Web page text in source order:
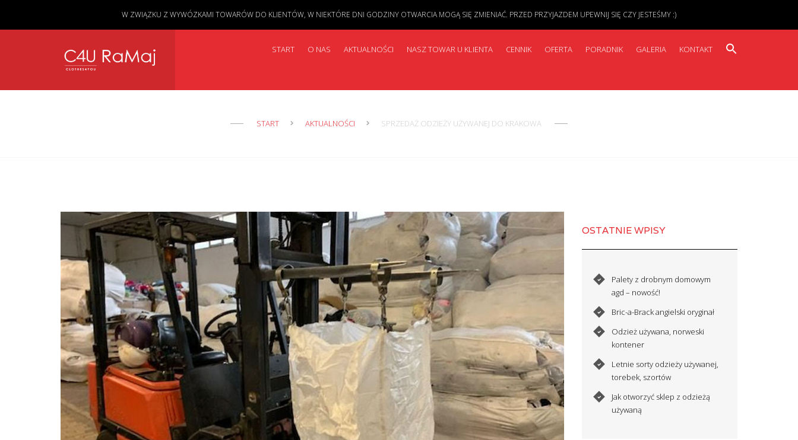
START O NAS AKTUALNOŚCI NASZ TOWAR U KLIENTA CENNIK OFERTA PORADNIK GALERIA KONTAKT
START AKTUALNOŚCI SPRZEDAŻ ODZIEŻY UŻYWANEJ DO KRAKOWA
OSTATNIE WPISY
Palety z drobnym domowym
agd – nowość!
Bric-a-Brack angielski oryginał
Odzież używana, norweski
kontener
Letnie sorty odzieży używanej,
torebek, szortów
Jak otworzyć sklep z odzieżą
używaną
W ZWIĄZKU Z WYWÓZKAMI TOWARÓW DO KLIENTÓW, W NIEKTÓRE DNI GODZINY OTWARCIA MOGĄ SIĘ ZMIENIAĆ. PRZED PRZYJAZDEM UPEWNIJ SIĘ CZY JESTEŚMY :)